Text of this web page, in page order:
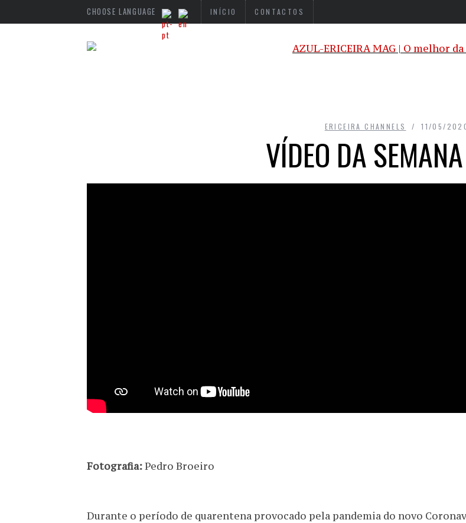
CHOOSE LANGUAGE INÍCIO CONTACTOS
ERICEIRA CHANNELS 11/05/
VÍDEO DA
Fotografia:Pedro Broeiro
Durante o período de quarentena provocado pela pandemia do novo